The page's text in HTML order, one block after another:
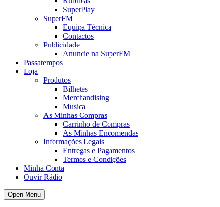
SuperPlay
SuperFM
Equipa Técnica
Contactos
Publicidade
Anuncie na SuperFM
Passatempos
Loja
Produtos
Bilhetes
Merchandising
Musica
As Minhas Compras
Carrinho de Compras
As Minhas Encomendas
Informações Legais
Entregas e Pagamentos
Termos e Condições
Minha Conta
Ouvir Rádio
Open Menu